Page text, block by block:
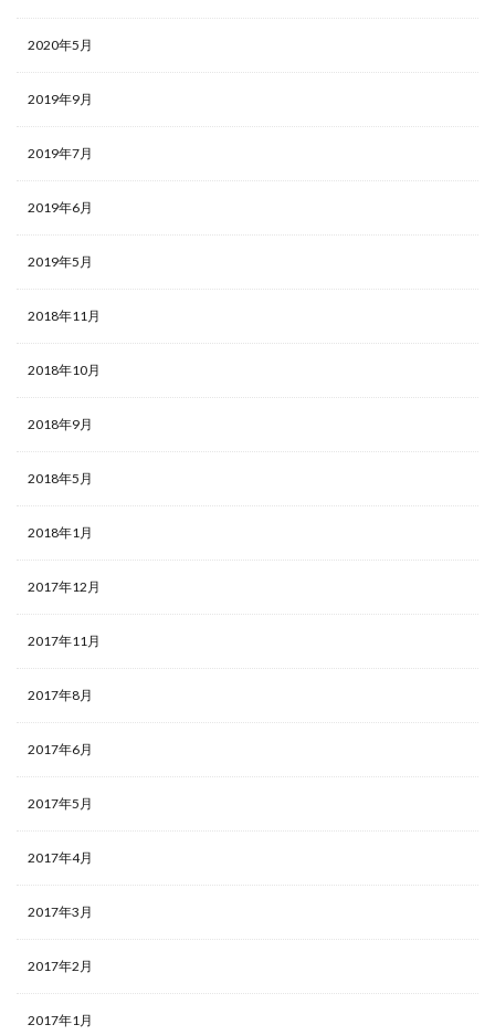
2020年5月
2019年9月
2019年7月
2019年6月
2019年5月
2018年11月
2018年10月
2018年9月
2018年5月
2018年1月
2017年12月
2017年11月
2017年8月
2017年6月
2017年5月
2017年4月
2017年3月
2017年2月
2017年1月